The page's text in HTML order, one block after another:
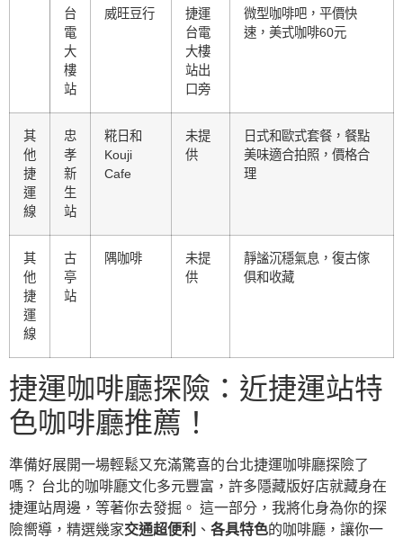
台
電
大
樓
站
威旺豆行
捷運
台電
大樓
站出
口旁
微型咖啡吧，平價快
速，美式咖啡60元
其
他
捷
運
線
忠
孝
新
生
站
糀日和
Kouji
Cafe
未提
供
日式和歐式套餐，餐點
美味適合拍照，價格合
理
其
他
捷
運
線
古
亭
站
隅咖啡
未提
供
靜謐沉穩氣息，復古傢
俱和收藏
捷運咖啡廳探險：近捷運站特
色咖啡廳推薦！
準備好展開一場輕鬆又充滿驚喜的台北捷運咖啡廳探險了
嗎？ 台北的咖啡廳文化多元豐富，許多隱藏版好店就藏身在
捷運站周邊，等著你去發掘。 這一部分，我將化身為你的探
險嚮導，精選幾家交通超便利 、 各具特色的咖啡廳，讓你一